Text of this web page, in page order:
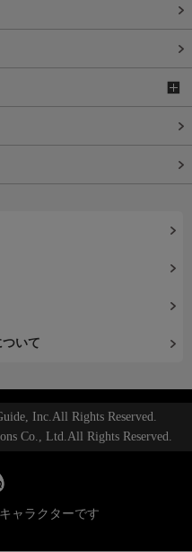
いて
Inc.All Rights Reserved.
Co., Ltd.All Rights Reserved.
ャラクターです